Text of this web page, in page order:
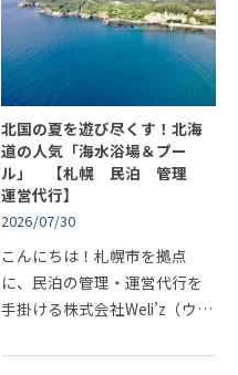
自然も…
北国の夏を遊び尽くす！北海
道の人気「海水浴場＆プー
ル」 【札幌 民泊 管理
運営代行】
2026/07/30
こんにちは！札幌市を拠点
に、民泊の管理・運営代行を
手掛ける株式会社Weli’z（ウィ
ジのある北海道ですが、近